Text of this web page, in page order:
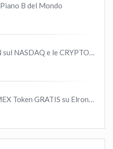
B del Mondo
COINBASE COIN sul NASDAQ e le CRYPTO volano!
Come ottenere MEX Token GRATIS su Elrond ?